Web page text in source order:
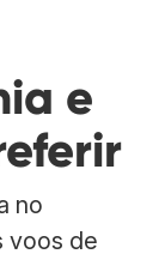
e
no
voos de